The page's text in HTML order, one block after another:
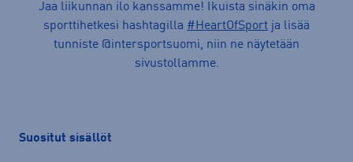
Jaa liikunnan ilo kanssamme! Ikuista sinäkin oma
sporttihetkesi hashtagilla #HeartOfSport ja lisää
tunniste @intersportsuomi, niin ne näytetään
sivustollamme.
Suositut sisällöt